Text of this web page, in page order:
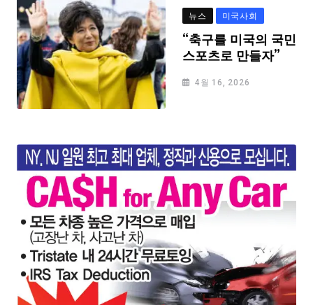
뉴스 미국사회
“축구를 미국의 국민
스포츠로 만들자”
4월 16, 2026